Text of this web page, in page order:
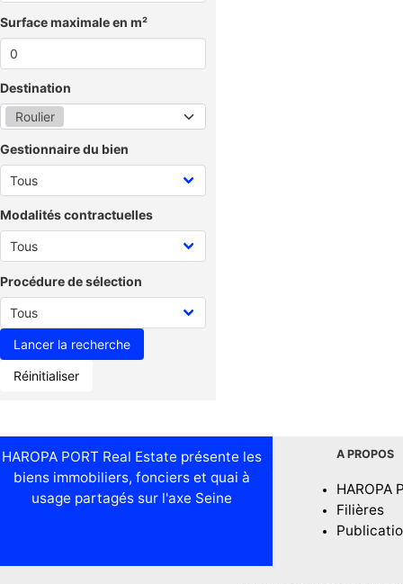
Surface maximale en m²
Destination
Roulier
Gestionnaire du bien
Modalités contractuelles
Procédure de sélection
Réinitialiser
HAROPA PORT Real Estate présente les
biens immobiliers, fonciers et quai à
usage partagés sur l'axe Seine
A PROPOS
HAROPA
Filières